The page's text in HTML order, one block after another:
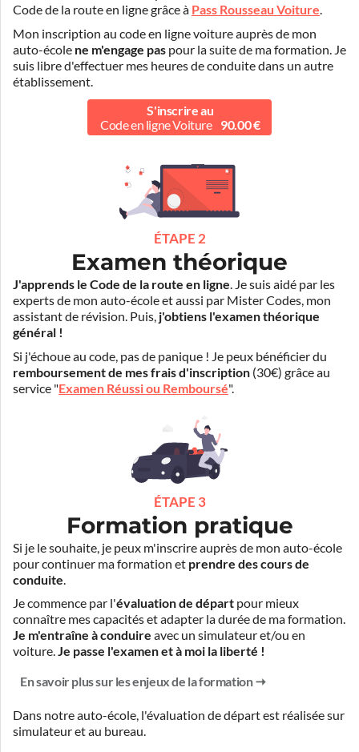
Code de la route en ligne grâce à Pass Rousseau Voiture.
Mon inscription au code en ligne voiture auprès de mon
auto-école ne m'engage pas pour la suite de ma formation. Je
suis libre d'effectuer mes heures de conduite dans un autre
établissement.
S'inscrire au
Code en ligne Voiture
90.00 €
ÉTAPE 2
Examen théorique
J'apprends le Code de la route en ligne. Je suis aidé par les
experts de mon auto-école et aussi par Mister Codes, mon
assistant de révision. Puis, j'obtiens l'examen théorique
général !
Si j'échoue au code, pas de panique ! Je peux bénéficier du
remboursement de mes frais d'inscription (30€) grâce au
service "Examen Réussi ou Remboursé".
ÉTAPE 3
Formation pratique
Si je le souhaite, je peux m'inscrire auprès de mon auto-école
pour continuer ma formation et prendre des cours de
conduite.
Je commence par l'évaluation de départ pour mieux
connaître mes capacités et adapter la durée de ma formation.
Je m'entraîne à conduire avec un simulateur et/ou en
voiture.Je passe l'examen et à moi la liberté !
En savoir plus sur les enjeux de la formation
Dans notre auto-école, l'évaluation de départ est réaliséesur
simulateuretau bureau.